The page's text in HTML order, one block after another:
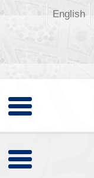
English